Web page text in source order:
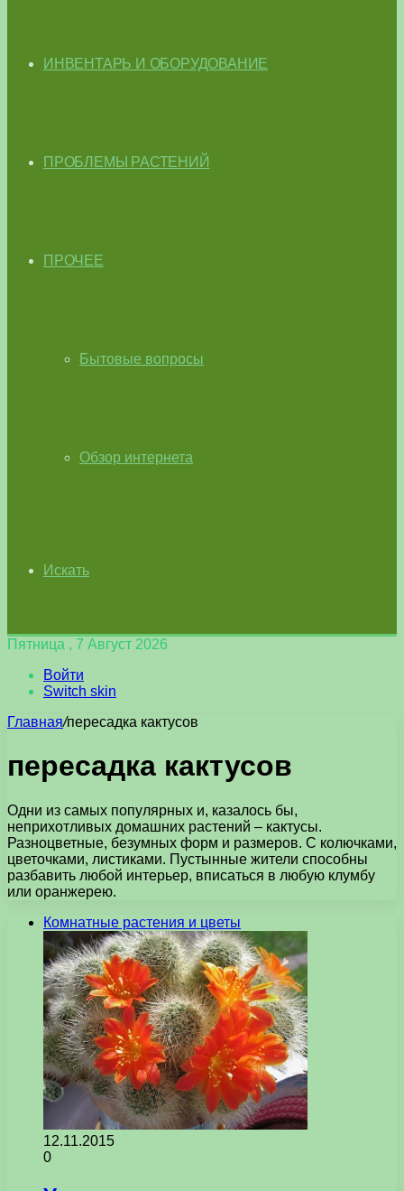
ИНВЕНТАРЬ И ОБОРУДОВАНИЕ
ПРОБЛЕМЫ РАСТЕНИЙ
ПРОЧЕЕ
Бытовые вопросы
Обзор интернета
Искать
Пятница , 7 Август 2026
Войти
Switch skin
Главная/пересадка кактусов
пересадка кактусов
Одни из самых популярных и, казалось бы,
неприхотливых домашних растений – кактусы.
Разноцветные, безумных форм и размеров. С колючками,
цветочками, листиками. Пустынные жители способны
разбавить любой интерьер, вписаться в любую клумбу
или оранжерею.
Комнатные растения и цветы
12.11.2015
0